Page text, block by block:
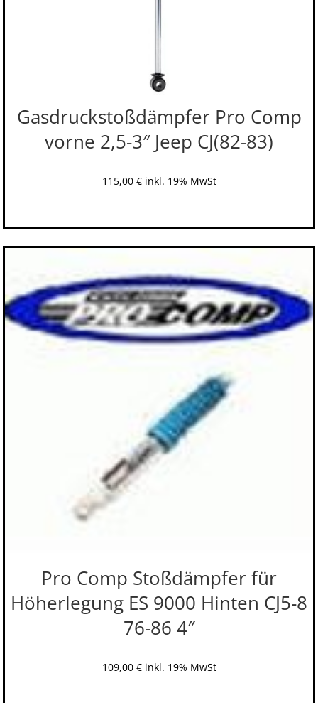
Gasdruckstoßdämpfer Pro Comp
vorne 2,5-3″ Jeep CJ(82-83)
115,00 € inkl. 19% MwSt
Pro Comp Stoßdämpfer für
Höherlegung ES 9000 Hinten CJ5-8
76-86 4″
109,00 € inkl. 19% MwSt